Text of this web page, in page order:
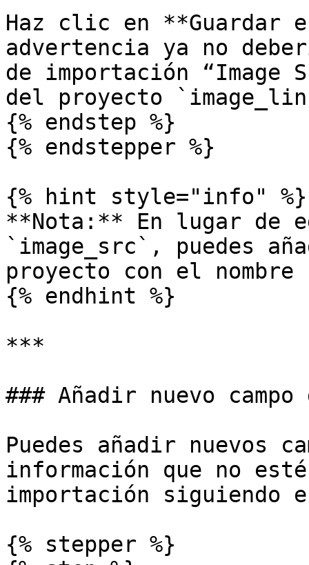
Haz clic en **Guardar
advertencia ya no
de importación “Image
del proyecto
{% endstep %}
{% endstepper %}
{% hint style="info" %}
**Nota:** En lugar de
`image_src`, puedes
proyecto con el
{% endhint %}
***
### Añadir nuevo
Puedes añadir nuevos
información que no
importación siguiendo
{% stepper %}